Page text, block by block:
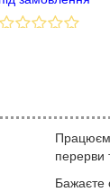
перерви
Бажаєте